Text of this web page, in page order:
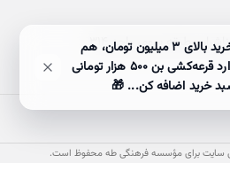
طبقه سوم، واحد ۳۱۴
سایت برای مؤسسه فرهنگی طه محفوظ است.
🎉 حراج ۵۰٪ آخر هفته! با خرید بالای 3 میلیون تومان، هم
ارسالت رایگان میشه، هم وارد قرعه‌کشی بن ۵۰۰ هزار تومانی
خرید اضافه کن... 🎁